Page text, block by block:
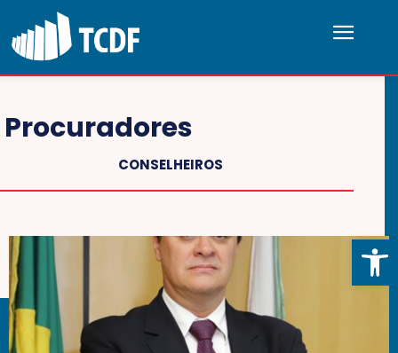
Abrir
Procuradores
CONSELHEIROS